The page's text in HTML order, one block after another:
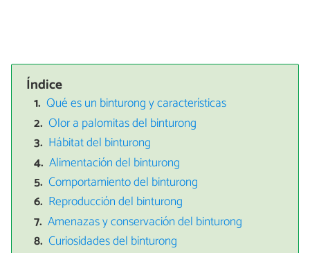
Índice
Qué es un binturong y características
Olor a palomitas del binturong
Hábitat del binturong
Alimentación del binturong
Comportamiento del binturong
Reproducción del binturong
Amenazas y conservación del binturong
Curiosidades del binturong